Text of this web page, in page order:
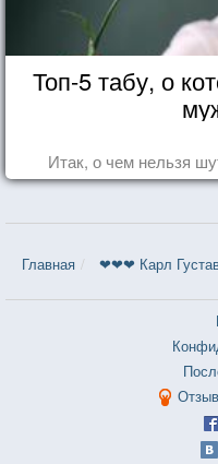
Топ-5 табу, о
Итак, о чем нельзя
Главная ❤❤❤ Карл